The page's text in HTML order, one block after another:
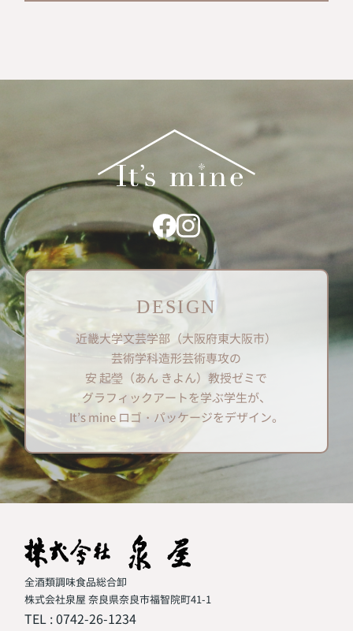
DESIGN
近畿大学文芸学部（大阪府東大阪市）
芸術学科造形芸術専攻の
安 起瑩（あん きよん）教授ゼミで
グラフィックアートを学ぶ学生が、
It’s mine ロゴ・パッケージをデザイン。
全酒類調味食品総合卸
株式会社泉屋 奈良県奈良市福智院町41-1
TEL :0742-26-1234